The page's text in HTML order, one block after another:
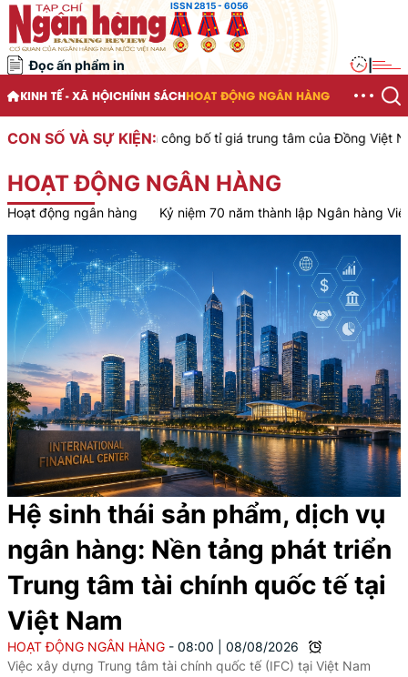
ISSN 2815 - 6056
Đọc ấn phẩm in
KINH TẾ - XÃ HỘICHÍNH SÁCHHOẠT ĐỘNG NGÂN HÀNG
CON SỐ VÀ SỰ KIỆN:
Việt Nam công bố tỉ giá trung tâm của Đồng Việt Nam với Đô
HOẠT ĐỘNG NGÂN HÀNG
Hoạt động ngân hàng Kỷ niệm 70 năm thành lập Ngân hàng
Hệ sinh thái sản phẩm, dịch vụ
ngân hàng: Nền tảng phát triển
Trung tâm tài chính quốc tế tại
Việt Nam
HOẠT ĐỘNG NGÂN HÀNG 08:00
08/08/2026
Việc xây dựng Trung tâm tài chính quốc tế (IFC) tại Việt Nam